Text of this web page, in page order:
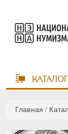
КАТАЛОГ
Главная /